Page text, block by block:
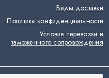
Виды доставки
Политика конфиденциальности
Условия перевозки и
таможенного сопровождения